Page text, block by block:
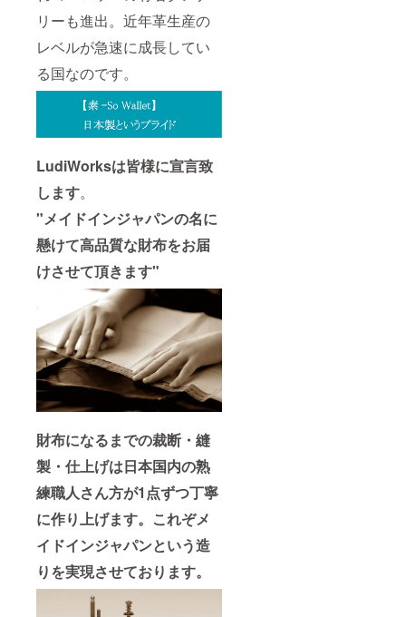
リーも進出。近年革生産の
レベルが急速に成長してい
る国なのです。
LudiWorksは皆様に宣言致
します。
"メイドインジャパンの名に
懸けて高品質な財布をお届
けさせて頂きます"
財布になるまでの裁断・縫
製・仕上げは日本国内の熟
練職人さん方が1点ずつ丁寧
に作り上げます。これぞメ
イドインジャパンという造
りを実現させております。